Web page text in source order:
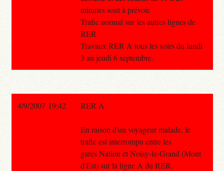
minutes sont à prévoir.
Trafic normal sur les autres lignes de
RER
Travaux RER A tous les soirs du lundi
3 au jeudi 6 septembre.
4/9/2007 19:42 RER A
En raison d'un voyageur malade, le
trafic est interrompu entre les
gares Nation et Noisy-le-Grand (Mont
d'Est) sur la ligne A du RER.